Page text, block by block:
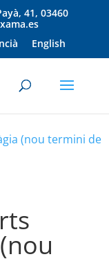
41, 03460
English
(nou termini de